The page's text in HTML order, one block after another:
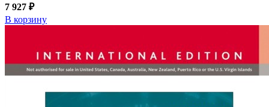
7 927 ₽
В корзину